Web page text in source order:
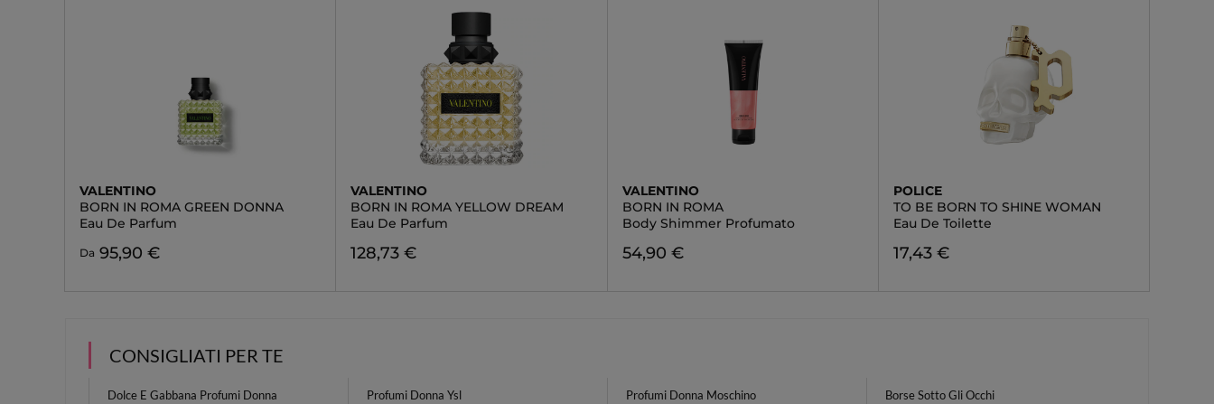
VALENTINO
BORN IN ROMA GREEN DONNA
Eau De Parfum
Da 95,90 €
VALENTINO
BORN IN ROMA YELLOW DREAM
Eau De Parfum
128,73 €
VALENTINO
BORN IN ROMA
Body Shimmer Profumato
54,90 €
POLICE
TO BE BORN TO SHINE WOMAN
Eau De Toilette
17,43 €
CONSIGLIATI PER TE
Dolce E Gabbana Profumi Donna Profumi Donna Ysl Profumi Donna Moschino Borse Sotto Gli Occhi